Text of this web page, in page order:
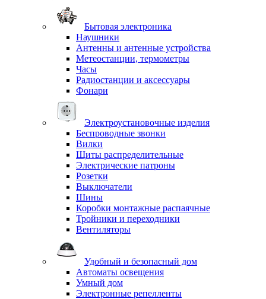
Бытовая электроника
Наушники
Антенны и антенные устройства
Метеостанции, термометры
Часы
Радиостанции и аксессуары
Фонари
Электроустановочные изделия
Беспроводные звонки
Вилки
Щиты распределительные
Электрические патроны
Розетки
Выключатели
Шины
Коробки монтажные распаячные
Тройники и переходники
Вентиляторы
Удобный и безопасный дом
Автоматы освещения
Умный дом
Электронные репелленты